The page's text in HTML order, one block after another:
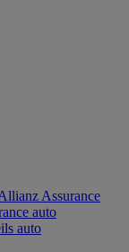
Assurance
auto
auto